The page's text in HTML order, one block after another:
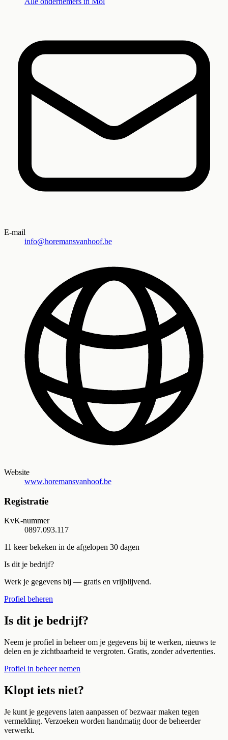
E-mail
info@horemansvanhoof.be
Website
www.horemansvanhoof.be
Registratie
KvK-nummer
0897.093.117
11 keer bekeken in de afgelopen 30 dagen
Is dit je bedrijf?
Werk je gegevens bij — gratis en vrijblijvend.
Profiel beheren
Is dit je bedrijf?
Neem je profiel in beheer om je gegevens bij te werken, nieuws te
delen en je zichtbaarheid te vergroten. Gratis, zonder advertenties.
Profiel in beheer nemen
Klopt iets niet?
Je kunt je gegevens laten aanpassen of bezwaar maken tegen
vermelding. Verzoeken worden handmatig door de beheerder
verwerkt.